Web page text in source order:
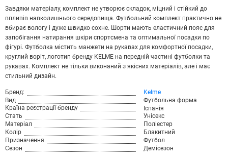
Завдяки матеріалу, комплект не утворює складок, міцний і стійкий до
впливів навколишнього середовища. Футбольний комплект практично не
вбирає вологу і дуже швидко сохне. Шорти мають еластичний пояс для
запобігання натирання шкіри спортсмена та оптимальної посадки по
фігурі. Футболка містить манжети на рукавах для комфортної посадки,
круглий воріт, логотип бренду KELME на передній частині футболки та
рукавах. Комплект не тільки виконаний з якісних матеріалів, але і має
стильний дизайн.
Бренд:
Kelme
Вид
Футбольна форма
Країна реєстрації бренду
Іспанія
Стать
Унісекс
Матеріал
Поліестер
Колір
Блакитний
Призначення
Футбол
Сезон
Демісезон